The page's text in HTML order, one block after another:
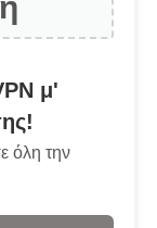
μ'
όλη την